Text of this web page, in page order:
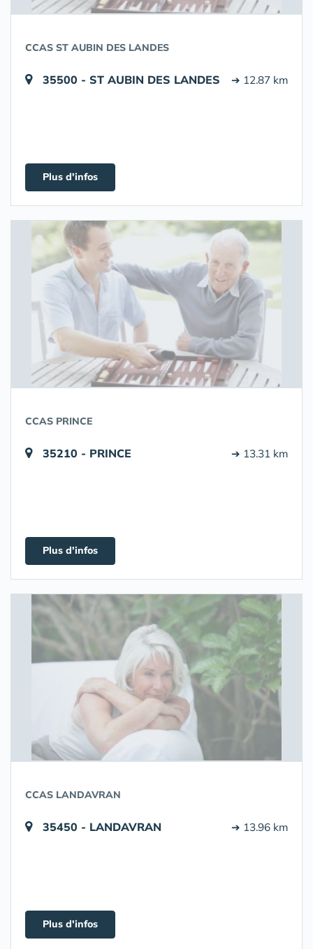
CCAS ST AUBIN DES LANDES
35500 - ST AUBIN DES LANDES ➔ 12.87 km
Plus d'infos
CCAS PRINCE
35210 - PRINCE ➔ 13.31 km
Plus d'infos
CCAS LANDAVRAN
35450 - LANDAVRAN ➔ 13.96 km
Plus d'infos